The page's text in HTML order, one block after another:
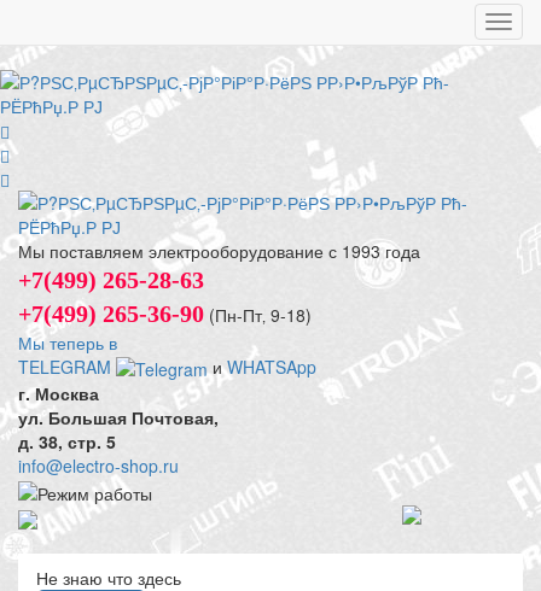
Мы поставляем электрооборудование с 1993 года
+7(499) 265-28-63
+7(499) 265-36-90 (Пн-Пт‚ 9-18)
Мы теперь в
TELEGRAM
иWHATSApp
г. Москва
ул. Большая Почтовая,
д. 38, стр. 5
info@electro-shop.ru
Не знаю что здесь